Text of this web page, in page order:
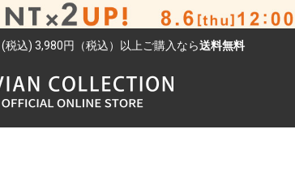
税込) 3,980円（税込）以上ご購入なら送料無料
検索